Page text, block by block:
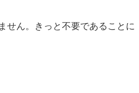
せん。きっと不要であることに